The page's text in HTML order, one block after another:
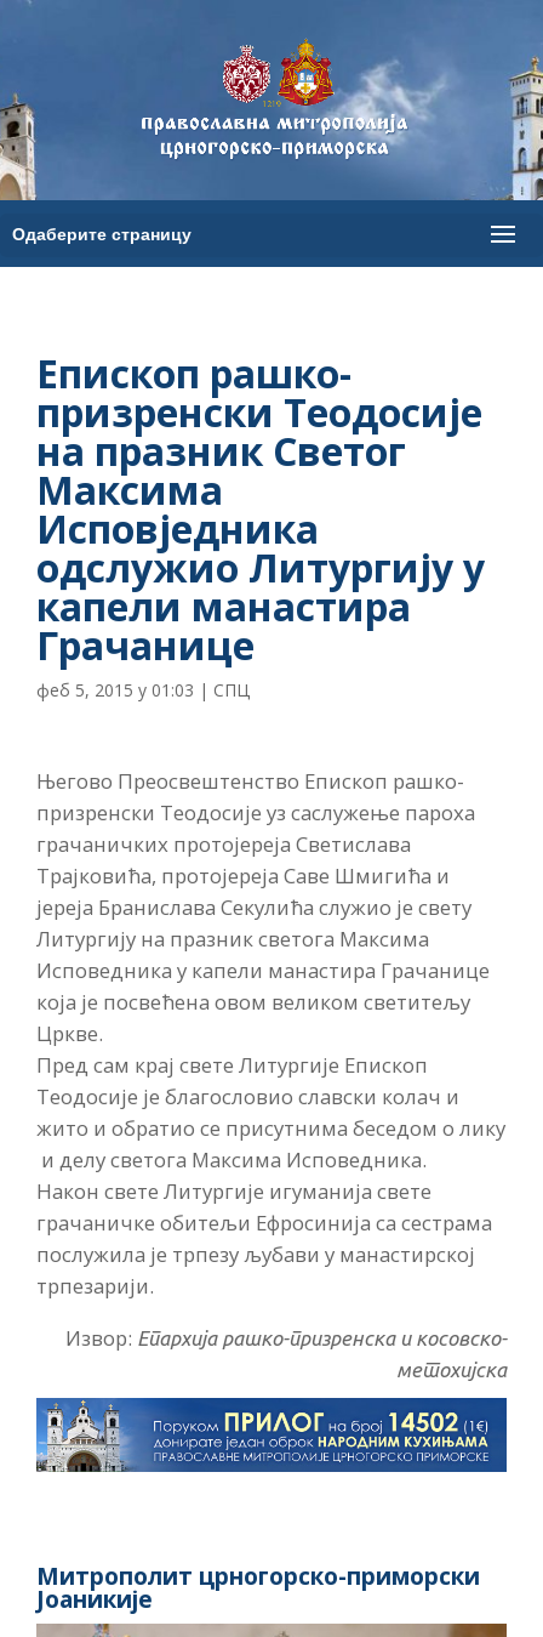
Епископ рашко-
призренски Теодосије
на празник Светог
Максима
Исповједника
одслужио Литургију у
капели манастира
Грачанице
феб 5, 2015 у 01:03 | СПЦ
Његово Преосвештенство Епископ рашко-
призренски Теодосије уз саслужење пароха
грачаничких протојереја Светислава
Трајковића, протојереја Саве Шмигића и
јереја Бранислава Секулића служио је свету
Литургију на празник светога Максима
Исповедника у капели манастира Грачанице
која је посвећена овом великом светитељу
Цркве.
Пред сам крај свете Литургије Епископ
Теодосије је благословио славски колач и
жито и обратио се присутнима беседом о лику
и делу светога Максима Исповедника.
Након свете Литургије игуманија свете
грачаничке обитељи Ефросинија са сестрама
послужила је трпезу љубави у манастирској
трпезарији.
Извор: Епархија рашко-призренска и косовско-
метохијска
Митрополит црногорско-приморски
Јоаникије